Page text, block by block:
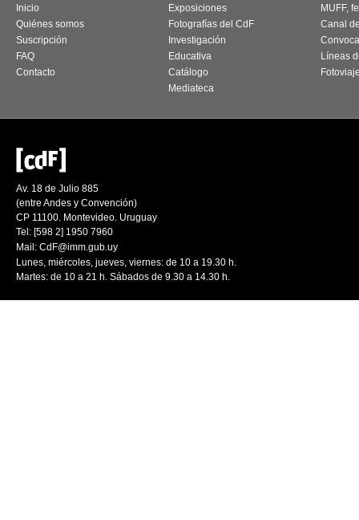
Inicio
Quiénes somos
Suscripción
FAQ
Contacto
Exposiciones
Fotografías del CdF
Investigación
Educativa
Catálogo
Mediateca
MUFF,
Canal
Líneas
Av. 18 de Julio 885
(entre Andes y Convención)
CP 11100. Montevideo. Uruguay
Tel: [598 2] 1950 7960
Mail: CdF@imm.gub.uy
Lunes, miércoles, jueves, viernes: de 10 a 19.30 h.
Martes: de 10 a 21 h. Sábados de 9.30 a 14.30 h.